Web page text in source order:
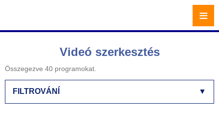
Videó szerkesztés
Összegezve 40 programokat.
▼
FILTROVÁNÍ
≡